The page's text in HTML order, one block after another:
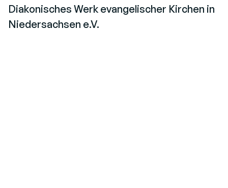
Diakonisches Werk evangelischer Kirchen in
Niedersachsen e.V.